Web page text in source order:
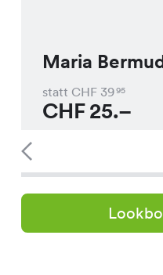
Maria
statt CHF 3995
CHF25.–